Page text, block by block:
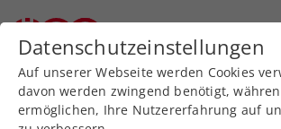
Zurück zur Newsübersicht
Datenschutzeinstellungen
Auf unserer Webseite werden Cookies
davon werden zwingend benötigt,
ermöglichen, Ihre Nutzererfahrung auf